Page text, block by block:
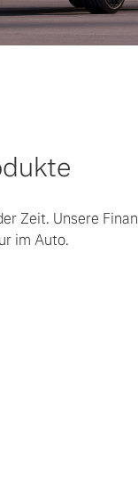
Zeit. Unsere
im Auto.